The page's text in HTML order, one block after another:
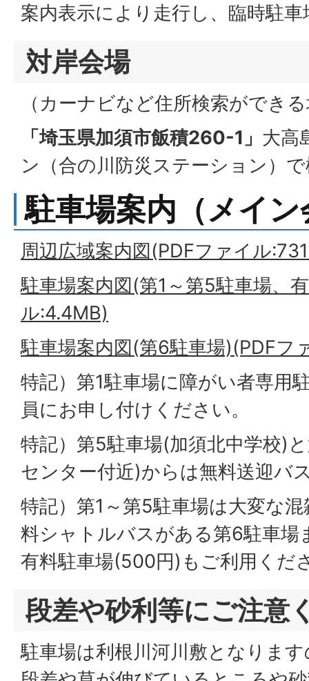
案内表示により走行し、臨時駐
対岸会場
（カーナビなど住所検索ができ
「埼玉県加須市飯積260-1」 大高
ン（合の川防災ステーション）
駐車場案内（メイン
周辺広域案内図(PDFファイル
駐車場案内図(第1～第5駐車場、
ル:4.4MB)
駐車場案内図(第6駐車場)(PDFフ
特記）第1駐車場に障がい者専用
員にお申し付けください。
特記）第5駐車場(加須北中学校)
センター付近)からは無料送迎バ
特記）第1～第5駐車場は大変な
料シャトルバスがある第6駐車場
有料駐車場(500円)もご利用くだ
段差や砂利等にご注意
駐車場は利根川河川敷となりま